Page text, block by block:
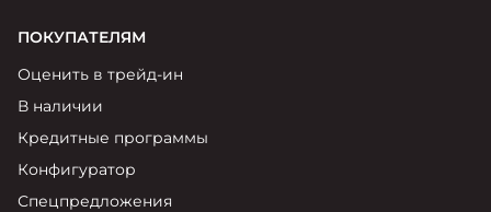
ПОКУПАТЕЛЯМ
Оценить в трейд-ин
В наличии
Кредитные программы
Конфигуратор
Спецпредложения